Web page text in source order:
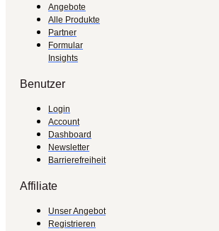
Angebote
Alle Produkte
Partner
Formular
Insights
Benutzer
Login
Account
Dashboard
Newsletter
Barrierefreiheit
Affiliate
Unser Angebot
Registrieren